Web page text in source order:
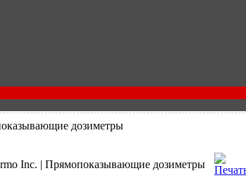
дозиметры
Inc. | Прямопоказывающие дозиметры